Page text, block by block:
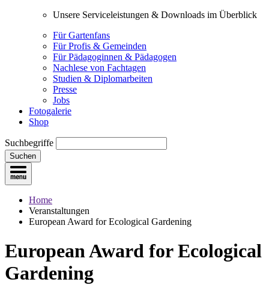
Unsere Serviceleistungen & Downloads im Überblick
Für Gartenfans
Für Profis & Gemeinden
Für Pädagoginnen & Pädagogen
Nachlese von Fachtagen
Studien & Diplomarbeiten
Presse
Jobs
Fotogalerie
Shop
Suchbegriffe
Suchen
Home
Veranstaltungen
European Award for Ecological Gardening
European Award for Ecological
Gardening